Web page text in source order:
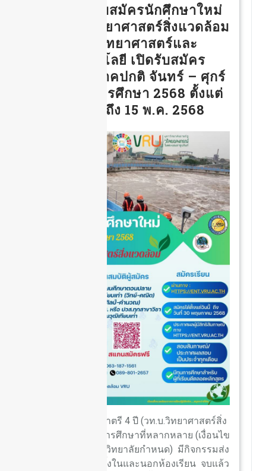
ประกาศรับสมัครนักศึกษาใหม่
หลักสูตรวิทยาศาสตร์สิ่งแวดล้อม
คณะวิทยาศาสตร์และ
เทคโนโลยี เปิดรับสมัคร
นักศึกษาภาคปกติ จันทร์ – ศุกร์
ประจำปีการศึกษา 2568 ตั้งแต่
วันนี้จนถึง 15 พ.ค. 2568
หลักสูตรปริญญาตรี 4 ปี (วท.บ.วิทยาศาสตร์สิ่ง
แวดล้อม) มีทุนการศึกษาที่หลากหลาย (เงื่อนไข
เป็นไปตามที่มหาวิทยาลัยกำหนด) มีกิจกรรมส่ง
เสริมการเรียนรู้ทั้งในและนอกห้องเรียน จบแล้ว